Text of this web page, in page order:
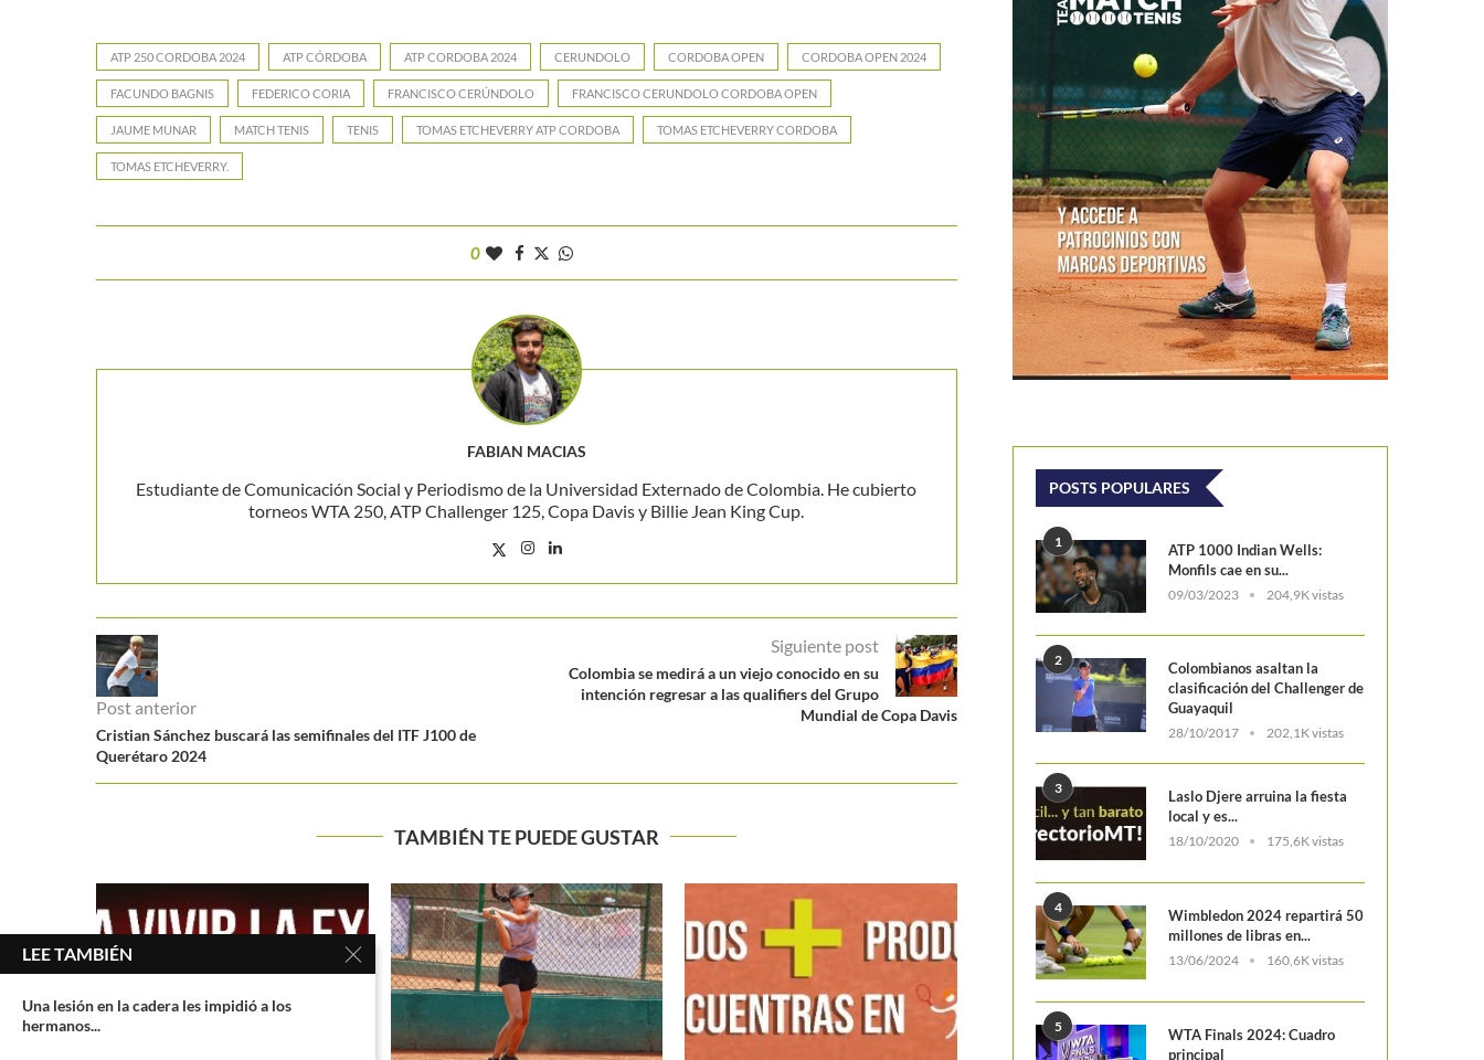
ATP 250 CORDOBA 2024 ATP CÓRDOBA ATP CORDOBA 2024 CERUNDOLO CORDOBA OPEN CORDOBA OPEN 2024
FACUNDO BAGNIS FEDERICO CORIA FRANCISCO CERÚNDOLO FRANCISCO CERUNDOLO CORDOBA OPEN
JAUME MUNAR MATCH TENIS TENIS TOMAS ETCHEVERRY ATP CORDOBA TOMAS ETCHEVERRY CORDOBA
TOMAS ETCHEVERRY.
0
FABIAN MACIAS
Estudiante de Comunicación Social y Periodismo de la Universidad Externado de Colombia. He cubierto
torneos WTA 250, ATP Challenger 125, Copa Davis y Billie Jean King Cup.
Post anterior
Cristian Sánchez buscará las semifinales del ITF J100 de
Querétaro 2024
Siguiente post
Colombia se medirá a un viejo conocido en su
intención regresar a las qualifiers del Grupo
Mundial de Copa Davis
TAMBIÉN TE PUEDE GUSTAR
POSTS POPULARES
1
ATP 1000 Indian Wells:
Monfils cae en su...
09/03/2023 204,9K vistas
2
Colombianos asaltan la
clasificación del Challenger de
Guayaquil
28/10/2017 202,1K vistas
3
Laslo Djere arruina la fiesta
local y es...
18/10/2020 175,6K vistas
4
Wimbledon 2024 repartirá 50
millones de libras en...
13/06/2024 160,6K vistas
5
WTA Finals 2024: Cuadro
principal
LEE TAMBIÉN
Una lesión en la cadera les impidió a los
hermanos...